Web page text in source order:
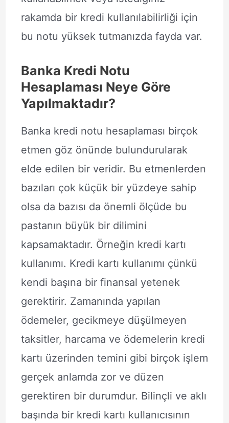
rakamda bir kredi kullanılabilirliği için
bu notu yüksek tutmanızda fayda var.
Banka Kredi Notu
Hesaplaması Neye Göre
Yapılmaktadır?
Banka kredi notu hesaplaması birçok
etmen göz önünde bulundurularak
elde edilen bir veridir. Bu etmenlerden
bazıları çok küçük bir yüzdeye sahip
olsa da bazısı da önemli ölçüde bu
pastanın büyük bir dilimini
kapsamaktadır. Örneğin kredi kartı
kullanımı. Kredi kartı kullanımı çünkü
kendi başına bir finansal yetenek
gerektirir. Zamanında yapılan
ödemeler, gecikmeye düşülmeyen
taksitler, harcama ve ödemelerin kredi
kartı üzerinden temini gibi birçok işlem
gerçek anlamda zor ve düzen
gerektiren bir durumdur. Bilinçli ve aklı
başında bir kredi kartı kullanıcısının